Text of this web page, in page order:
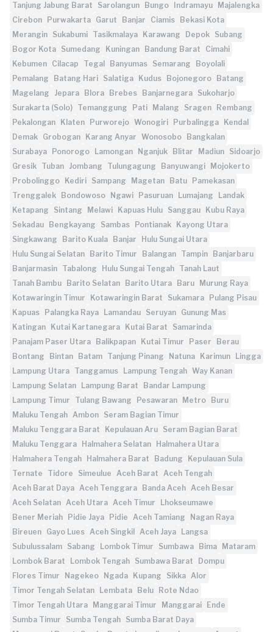
Tanjung Jabung Barat
Sarolangun Bungo Indramayu
Majalengka
Cirebon
Purwakarta Garut Banjar Ciamis
Bekasi Kota
Merangin Sukabumi Tasikmalaya Karawang Depok Subang
Bogor Kota Sumedang Kuningan Bandung Barat
Cimahi
Kebumen Cilacap Tegal Banyumas Semarang
Boyolali
Pemalang
Batang Hari Salatiga Kudus Bojonegoro
Batang
Magelang
Jepara Blora Brebes Banjarnegara Sukoharjo
Surakarta (Solo) Temanggung Pati Malang Sragen
Rembang
Pekalongan
Klaten Purworejo Wonogiri Purbalingga
Kendal
Demak Grobogan Karang Anyar Wonosobo
Bangkalan
Surabaya
Ponorogo Lamongan Nganjuk Blitar Madiun Sidoarjo
Gresik Tuban Jombang Tulungagung Banyuwangi
Mojokerto
Probolinggo
Kediri Sampang Magetan Batu
Pamekasan
Trenggalek
Bondowoso Ngawi Pasuruan Lumajang
Landak
Ketapang
Sintang Melawi Kapuas Hulu Sanggau
Kubu Raya
Sekadau
Bengkayang Sambas Pontianak
Kayong Utara
Singkawang
Barito Kuala Banjar
Hulu Sungai Utara
Hulu Sungai Selatan
Barito Timur Balangan Tampin
Banjarbaru
Banjarmasin Tabalong Hulu Sungai Tengah Tanah Laut
Tanah Bambu
Barito Selatan Barito Utara Baru
Murung Raya
Kotawaringin Timur
Kotawaringin Barat Sukamara
Pulang Pisau
Kapuas
Palangka Raya Lamandau Seruyan Gunung Mas
Katingan
Kutai Kartanegara Kutai Barat
Samarinda
Panajam Paser Utara
Balikpapan Kutai Timur Paser
Berau
Bontang
Bintan Batam Tanjung Pinang Natuna Karimun
Lingga
Lampung Utara Tanggamus Lampung Tengah Way Kanan
Lampung Selatan
Lampung Barat
Bandar Lampung
Lampung Timur
Tulang Bawang Pesawaran Metro
Buru
Maluku Tengah Ambon Seram Bagian Timur
Maluku Tenggara Barat
Kepulauan Aru Seram Bagian Barat
Maluku Tenggara
Halmahera Selatan
Halmahera Utara
Halmahera Tengah
Halmahera Barat Badung
Kepulauan Sula
Ternate
Tidore Simeulue Aceh Barat Aceh Tengah
Aceh Barat Daya Aceh Tenggara Banda Aceh Aceh Besar
Aceh Selatan Aceh Utara Aceh Timur
Lhokseumawe
Bener Meriah
Pidie Jaya Pidie Aceh Tamiang
Nagan Raya
Bireuen Gayo Lues Aceh Singkil Aceh Jaya
Langsa
Subulussalam Sabang Lombok Timur Sumbawa Bima
Mataram
Lombok Barat
Lombok Tengah Sumbawa Barat
Dompu
Flores Timur
Nagekeo Ngada Kupang Sikka Alor
Timor Tengah Selatan
Lembata Belu
Rote Ndao
Timor Tengah Utara
Manggarai Timur Manggarai
Ende
Sumba Timur
Sumba Tengah Sumba Barat Daya